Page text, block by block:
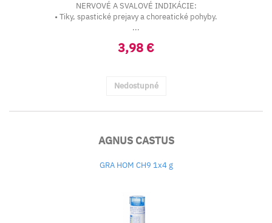
NERVOVÉ A SVALOVÉ INDIKÁCIE:
• Tiky, spastické prejavy a choreatické pohyby.
...
3,98 €
Nedostupné
AGNUS CASTUS
GRA HOM CH9 1x4 g